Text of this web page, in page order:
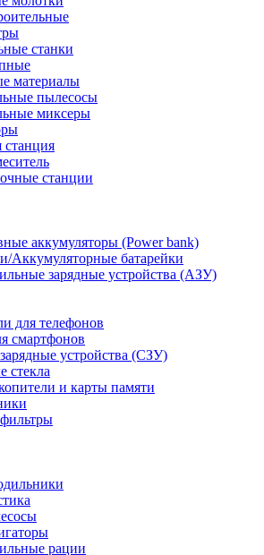
станки
материалы
пылесосы
миксеры
станция
станции
аккумуляторы (Power bank)
Аккумуляторные батарейки
зарядные устройства (АЗУ)
для телефонов
смартфонов
устройства (СЗУ)
стекла
и карты памяти
рации